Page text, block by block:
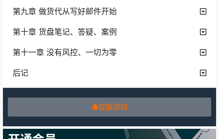
第九章 做货代从写好邮件开始
第十章 货盘笔记、答疑、案例
第十一章 没有风控、一切为零
后记
提醒须知